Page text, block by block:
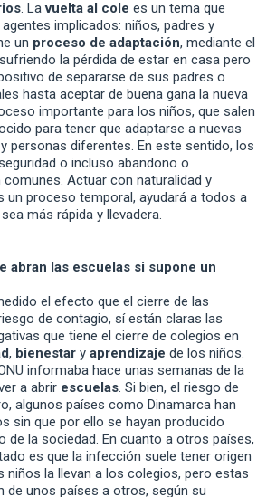
. Lavuelta al cole es un tema que
implicados: niños, padres y
un proceso de adaptación, mediante el
la pérdida de estar en casa pero
de separarse de sus padres o
hasta aceptar de buena gana la nueva
importante para los niños, que salen
para tener que adaptarse a nuevas
y personas diferentes. En este sentido, los
o incluso abandono o
Actuar con naturalidad y
un proceso temporal, ayudará a todos a
sea más rápida y llevadera.
abran las escuelas si supone un
el efecto que el cierre de las
de contagio, sí están claras las
que tiene el cierre de colegios en
, bienestar y aprendizaje de los niños.
informaba hace unas semanas de la
a abrir escuelas. Si bien, el riesgo de
algunos países como Dinamarca han
sin que por ello se hayan producido
de la sociedad. En cuanto a otros países,
es que la infección suele tener origen
niños la llevan a los colegios, pero estas
de unos países a otros, según su